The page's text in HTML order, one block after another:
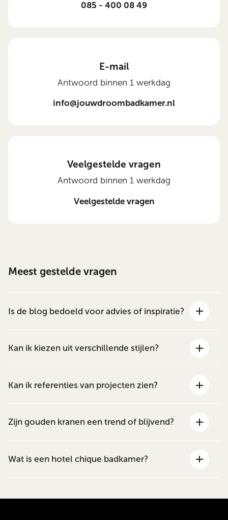
085 - 400 08 49
E-mail
Antwoord binnen 1 werkdag
info@jouwdroombadkamer.nl
Veelgestelde vragen
Antwoord binnen 1 werkdag
Veelgestelde vragen
Meest gestelde vragen
Is de blog bedoeld voor advies of inspiratie?
Kan ik kiezen uit verschillende stijlen?
Kan ik referenties van projecten zien?
Zijn gouden kranen een trend of blijvend?
Wat is een hotel chique badkamer?